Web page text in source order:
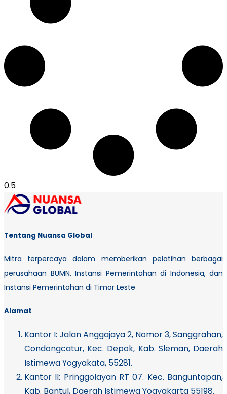
Tentang Nuansa Global
Mitra terpercaya dalam memberikan pelatihan berbagai
perusahaan BUMN, Instansi Pemerintahan di Indonesia, dan
Instansi Pemerintahan di Timor Leste
Alamat
Kantor I: Jalan Anggajaya 2, Nomor 3, Sanggrahan,
Condongcatur, Kec. Depok, Kab. Sleman, Daerah
Istimewa Yogyakata, 55281.
Kantor II: Pringgolayan RT 07. Kec. Banguntapan,
Kab. Bantul, Daerah Istimewa Yogyakarta 55198.